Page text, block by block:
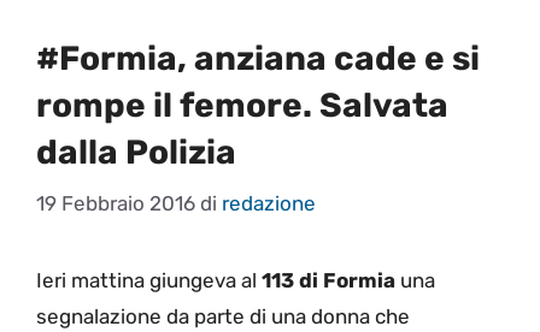
#Formia, anziana cade e si
rompe il femore. Salvata
dalla Polizia
19 Febbraio 2016 di redazione
Ieri mattina giungeva al 113 di Formia una
segnalazione da parte di una donna che